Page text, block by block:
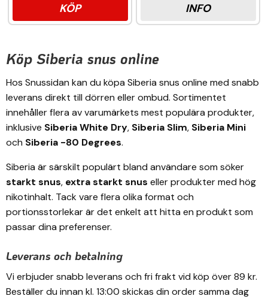
KÖP INFO
Köp Siberia snus online
Hos Snussidan kan du köpa Siberia snus online med snabb
leverans direkt till dörren eller ombud. Sortimentet
innehåller flera av varumärkets mest populära produkter,
inklusive Siberia White Dry, Siberia Slim, Siberia Mini
och Siberia -80 Degrees.
Siberia är särskilt populärt bland användare som söker
starkt snus, extra starkt snus eller produkter med hög
nikotinhalt. Tack vare flera olika format och
portionsstorlekar är det enkelt att hitta en produkt som
passar dina preferenser.
Leverans och betalning
Vi erbjuder snabb leverans och fri frakt vid köp över 89 kr.
Beställer du innan kl. 13:00 skickas din order samma dag